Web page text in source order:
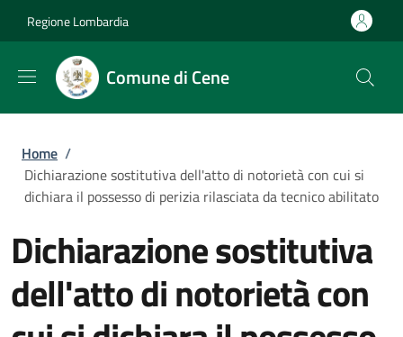
Regione Lombardia
Comune di Cene
Briciole di pane
Home /
Dichiarazione sostitutiva dell'atto di notorietà con cui si
dichiara il possesso di perizia rilasciata da tecnico abilitato
Dichiarazione sostitutiva
dell'atto di notorietà con